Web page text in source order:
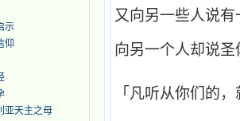
示
仰
亚天主之母
又向另一些人说
向另一个人却说
「凡听从你们的